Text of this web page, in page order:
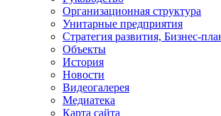
Организационная структура
Унитарные предприятия
Стратегия развития, Бизнес-
Объекты
История
Новости
Видеогалерея
Медиатека
Карта сайта